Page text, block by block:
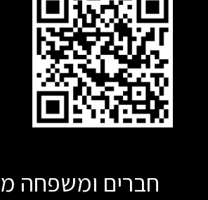
חברים ומשפחה